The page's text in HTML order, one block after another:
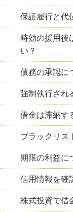
保証履行と代
時効の援用後
い？
債務の承認に
強制執行され
借金は滞納す
ブラックリス
期限の利益に
信用情報を確
株式投資で借